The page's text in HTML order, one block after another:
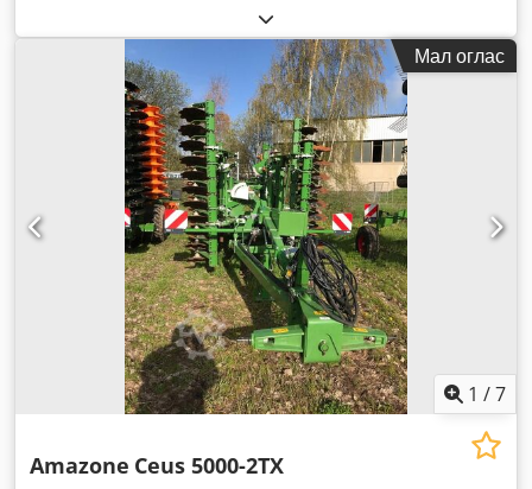
Мал оглас
1 /7
Amazone Ceus 5000-2TX